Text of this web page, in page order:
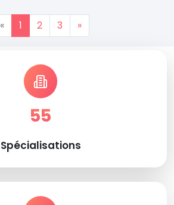
« 1 2 3 »
55
Spécialisations